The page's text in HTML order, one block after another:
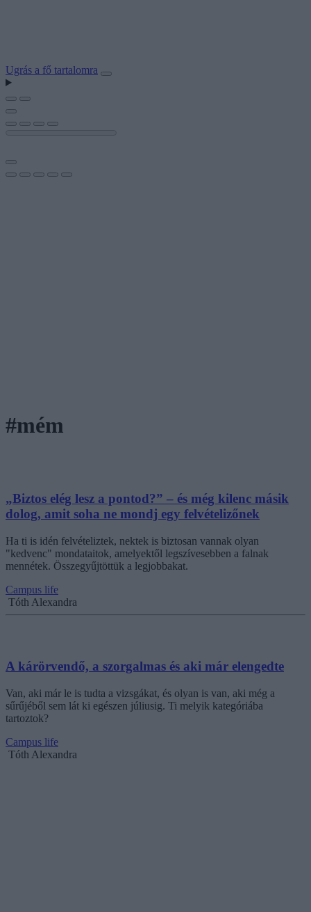
Ugrás a fő tartalomra
#mém
„Biztos elég lesz a pontod?” – és még kilenc másik
dolog, amit soha ne mondj egy felvételizőnek
Ha ti is idén felvételiztek, nektek is biztosan vannak olyan
"kedvenc" mondataitok, amelyektől legszívesebben a falnak
mennétek. Összegyűjtöttük a legjobbakat.
Campus life
Tóth Alexandra
A kárörvendő, a szorgalmas és aki már elengedte
Van, aki már le is tudta a vizsgákat, és olyan is van, aki még a
sűrűjéből sem lát ki egészen júliusig. Ti melyik kategóriába
tartoztok?
Campus life
Tóth Alexandra